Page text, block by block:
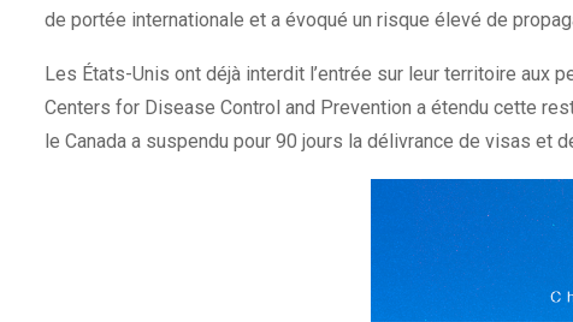
de portée internationale et a évoqué un risque élevé de
Les États-Unis ont déjà interdit l’entrée sur leur territoire aux
Centers for Disease Control and Prevention a étendu cette
le Canada a suspendu pour 90 jours la délivrance de visas et